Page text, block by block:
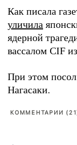
Как писала
уличила
ядерной
вассалом CIF
При этом
Нагасаки.
КОММЕНТАРИИ